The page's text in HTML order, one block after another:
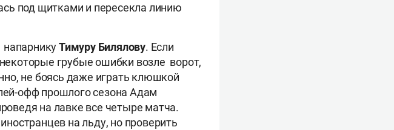
под щитками и пересекла линию
напарникуТимуру Билялову. Если
грубые ошибки возле ворот,
не боясь даже играть клюшкой
офф прошлого сезона Адам
на лавке все четыре матча.
на льду, но проверить